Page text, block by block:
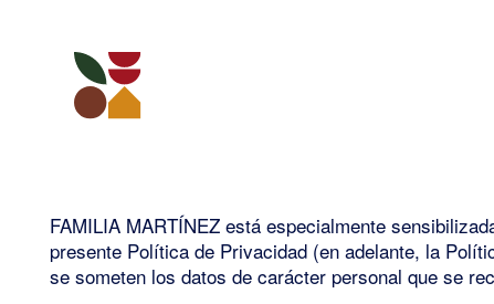
FAMILIA MARTÍNEZ está especialmente
presente Política de Privacidad (en adelante, la
se someten los datos de carácter personal que se